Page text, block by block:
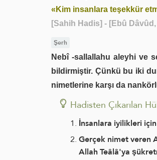
«Kim insanlara teşekkür
[Sahih Hadis] - [Ebû
Şerh
Nebî -sallallahu aleyhi ve
bildirmiştir. Çünkü bu iki
nimetlerine karşı da
Hadisten Çıkarılan
İnsanlara iyilikleri
Gerçek nimet veren
Allah Teâlâ'ya